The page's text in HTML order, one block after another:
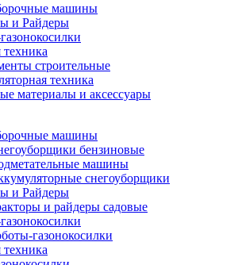
машины
и Райдеры
техника
строительные
техника
материалы и аксессуары
машины
бензиновые
машины
снегоуборщики
и Райдеры
и райдеры садовые
газонокосилки
техника